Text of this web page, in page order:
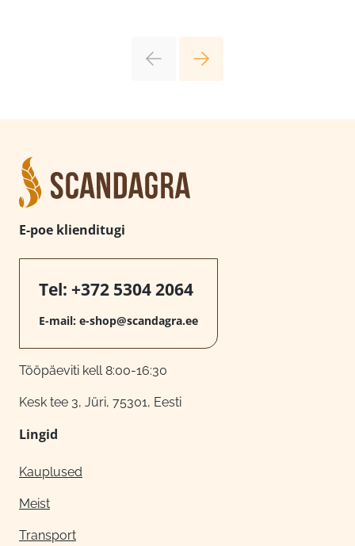
E-poe klienditugi
Tel: +372 5304 2064
E-mail: e-shop@scandagra.ee
Tööpäeviti kell 8:00-16:30
Kesk tee 3, Jüri, 75301, Eesti
Lingid
Kauplused
Meist
Transport